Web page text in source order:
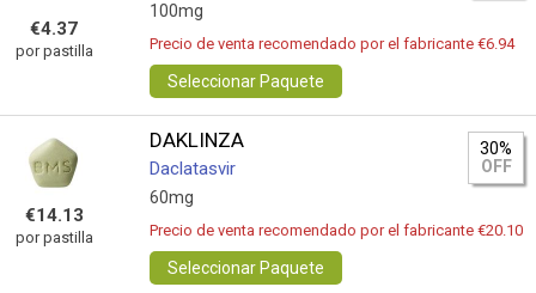
€4.37
por pastilla
100mg
Precio de venta recomendado por el fabricante €6.94
Seleccionar Paquete
€14.13
por pastilla
DAKLINZA
Daclatasvir
60mg
30%
OFF
Precio de venta recomendado por el fabricante €20.10
Seleccionar Paquete